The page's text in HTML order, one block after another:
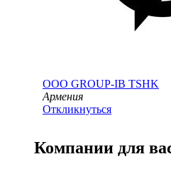
ООО GROUP-IB TSHK
Армения
Откликнуться
Компании для